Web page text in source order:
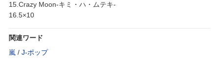
15.Crazy Moon-キミ・ハ・ムテキ-
16.5×10
関連ワード
嵐 / J‐ポップ